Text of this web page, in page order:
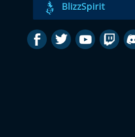
BlizzSpirit